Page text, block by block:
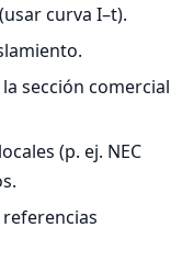
curva I–t).
sección comercial
(p. ej. NEC